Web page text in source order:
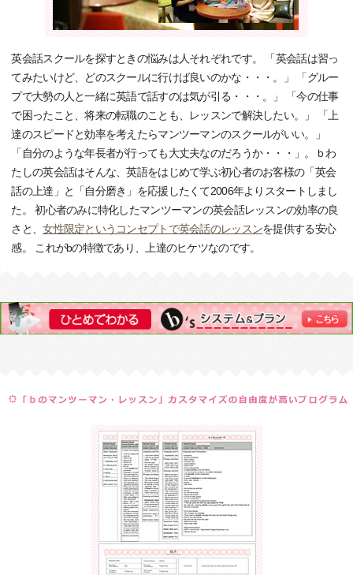
英会話スクールを探すときの悩みは人それぞれです。 「英会話は習っ
てみたいけど、どのスクールに行けば良いのかな・・・。」 「グルー
プで大勢の人と一緒に英語で話すのは気が引る・・・。」 「今の仕事
で困ったこと、将来の転職のことも、レッスンで解決したい。」 「上
達のスピードと効率を考えたらマンツーマンのスクールがいい。」
「自分のような年長者が行っても大丈夫なのだろうか・・・」。ｂわ
たしの英会話はそんな、英語をはじめて学ぶ初心者のお客様の「英会
話の上達」と「自分磨き」を応援したくて2006年よりスタートしまし
た。 初心者のみに特化したマンツーマンの英会話レッスンの効率の良
さと、女性限定というコンセプトで英会話のレッスンを提供する安心
感。 これがbの特徴であり、上達のヒケツなのです。